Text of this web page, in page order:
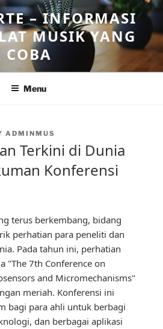
– INFORMASI
MUSIK YANG
Menu
ADMINMUS
Terkini di Dunia
Konferensi
terus berkembang, bidang
perhatian para peneliti dan
Pada tahun ini, perhatian
"The 7th Conference on
and Micromechanisms"
meriah. Konferensi ini
bagi para ahli untuk berbagi
dan berbagai aplikasi